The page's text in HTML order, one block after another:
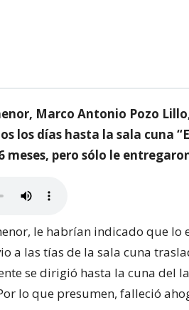
Marco Antonio Pozo
los días hasta la sala cuna
meses, pero sólo le
le habrían indicado que lo
a las tías de la sala cuna
se dirigió hasta la cuna del
lo que presumen, falleció